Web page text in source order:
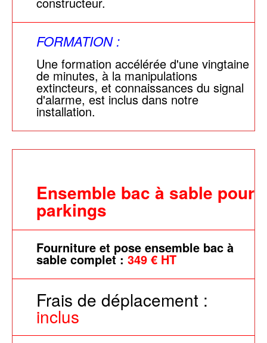
FORMATION :
Une formation accélérée d'une vingtaine
de minutes, à la manipulations
extincteurs, et connaissances du signal
d'alarme, est inclus dans notre
installation.
Ensemble bac à sable pour
parkings
Fourniture et pose ensemble bac à
sable complet : 349 € HT
Frais de déplacement :
inclus